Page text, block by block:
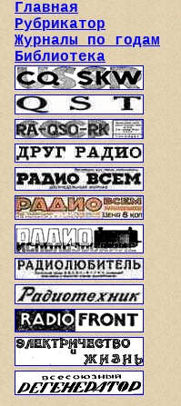
Главная
Рубрикатор
Журналы по годам
Библиотека